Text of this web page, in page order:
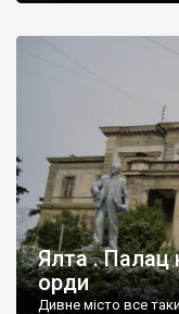
Ялта . Палац
орди
Дивне місто все